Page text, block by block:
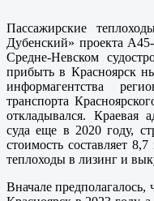
Пассажирские
Дубенский» проекта
Средне-Невском
прибыть в Красноярск
информагентства
транспорта
откладывался. Краевая
суда еще в 2020 году,
стоимость составляет
теплоходы в лизинг и
Вначале